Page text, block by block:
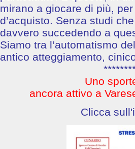
mirano a giocare di più,
d’acquisto. Senza studi
davvero succedendo a
Siamo tra l’automatismo
antico atteggiamento,
Uno
ancora attivo a
Clicca